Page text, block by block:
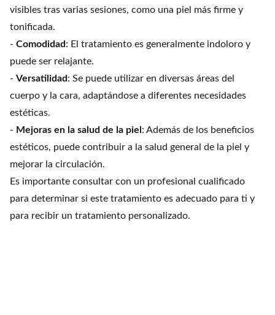
visibles tras varias sesiones, como una piel más firme y
tonificada.
- Comodidad: El tratamiento es generalmente indoloro y
puede ser relajante.
- Versatilidad: Se puede utilizar en diversas áreas del
cuerpo y la cara, adaptándose a diferentes necesidades
estéticas.
- Mejoras en la salud de la piel : Además de los beneficios
estéticos, puede contribuir a la salud general de la piel y
mejorar la circulación.
Es importante consultar con un profesional cualificado
para determinar si este tratamiento es adecuado para ti y
para recibir un tratamiento personalizado.